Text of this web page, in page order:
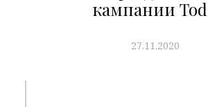
кампании
27.11.2020